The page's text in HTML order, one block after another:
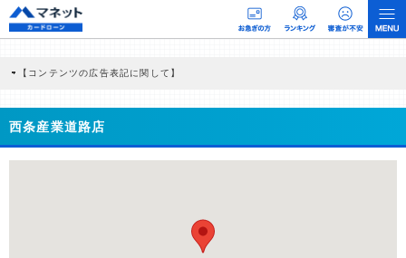
【コンテンツの広告表記に関して】
商品を根拠なくPRするものではなく、当編集部の調査／ユーザーへの口コミ収集な
どに基づき、公平性を担保した情報提供を行っています。
>提携企業一覧
西条産業道路店